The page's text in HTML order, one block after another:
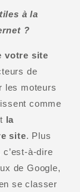
à la
?
votre site
de
les moteurs
comme
la
site. Plus
c’est-à-dire
de Google,
se classer